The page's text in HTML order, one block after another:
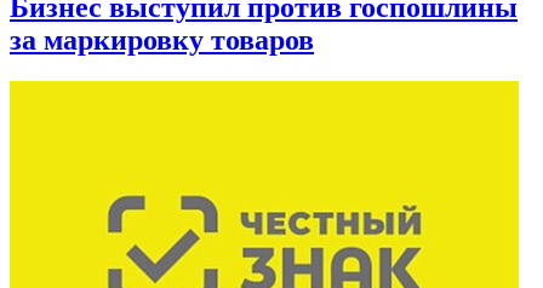
Бизнес выступил против госпошлины
за маркировку товаров